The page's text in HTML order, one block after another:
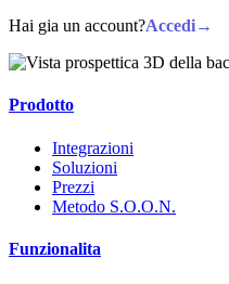
Hai gia un account?Accedi→
Prodotto
Integrazioni
Soluzioni
Prezzi
Metodo S.O.O.N.
Funzionalita